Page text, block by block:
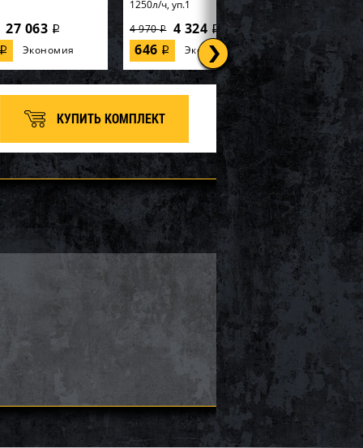
27 063 i
i Экономия
1250л/ч, уп.1
4 970i 4 324 i
646 i Экономия
Надувная
Экономия
56595, Intex, Набор для игры
170х170х185см "Горилла" с
разбрызгивателем, уп.2
i
КУПИТЬ КОМПЛЕКТ